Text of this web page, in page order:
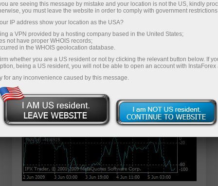
技术指标威廉姆斯百分比(%R)是一种动态指标，用来确
认市场的超买和超卖情况。威廉姆斯百分比和随机震荡
指标十分相似。唯一不同的是前者有上下颠倒的读数，
而随机指标较为平滑。
are seeing this message by mistake and your location is not the US, kindly
you must leave the website in order to comply with government
IP address show your location as the USA?
a VPN provided by a hosting company based in the United States;
not have proper WHOIS records;
in the WHOIS geolocation database.
whether you are a US resident or not by clicking the relevant button below. If
being a US resident, you will not be able to open an account with InstaForex
for any inconvenience caused by this message.